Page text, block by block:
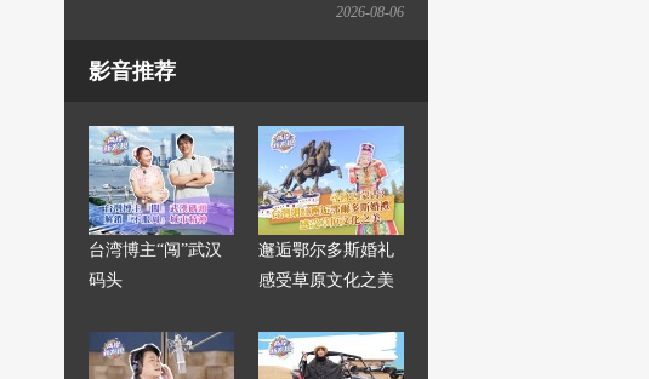
2026-08-06
影音推荐
台湾博主“闯”武汉
码头
邂逅鄂尔多斯婚礼
感受草原文化之美